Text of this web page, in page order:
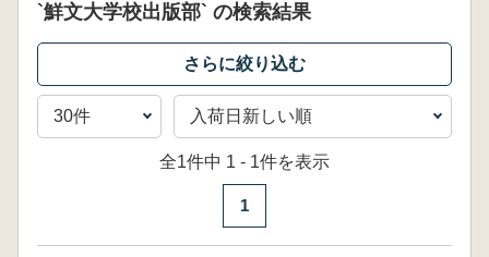
`鮮文大学校出版部` の検索結果
全1件中 1 - 1件を表示
1